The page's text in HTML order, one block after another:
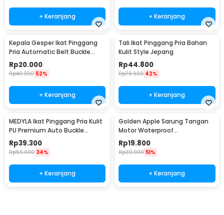
+ Keranjang + Keranjang
Kepala Gesper Ikat Pinggang
Pria Automatic Belt Buckle
Metal Model 4 - 620
Rp20.000
Rp40.900 52%
+ Keranjang
Tali Ikat Pinggang Pria Bahan
Kulit Style Jepang
Rp44.800
Rp76.900 42%
+ Keranjang
MEDYLA Ikat Pinggang Pria Kulit
PU Premium Auto Buckle
Gesper Metal Model 2 -
AA7900
Rp39.300
Rp59.000 34%
+ Keranjang
Golden Apple Sarung Tangan
Motor Waterproof
Touchscreen Kulit Sintetis Pria
- 9070
Rp19.800
Rp39.900 51%
+ Keranjang